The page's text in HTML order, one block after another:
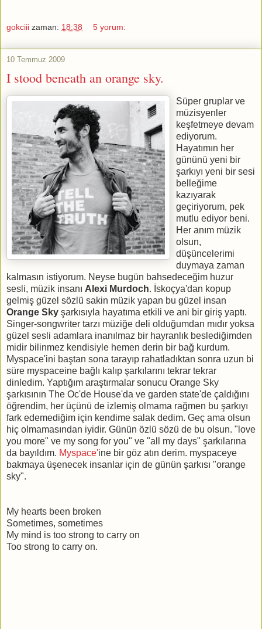
gokciii zaman: 18:38 5 yorum:
10 Temmuz 2009
I stood beneath an orange sky.
Süper gruplar ve
müzisyenler
keşfetmeye devam
ediyorum.
Hayatımın her
gününü yeni bir
şarkıyı yeni bir sesi
belleğime
kazıyarak
geçiriyorum, pek
mutlu ediyor beni.
Her anım müzik
olsun,
düşüncelerimi
duymaya zaman
kalmasın istiyorum. Neyse bugün bahsedeceğim huzur
sesli, müzik insanı Alexi Murdoch. İskoçya'dan kopup
gelmiş güzel sözlü sakin müzik yapan bu güzel insan
Orange Sky şarkısıyla hayatıma etkili ve ani bir giriş yaptı.
Singer-songwriter tarzı müziğe deli olduğumdan mıdır yoksa
güzel sesli adamlara inanılmaz bir hayranlık beslediğimden
midir bilinmez kendisiyle hemen derin bir bağ kurdum.
Myspace'ini baştan sona tarayıp rahatladıktan sonra uzun bi
süre myspaceine bağlı kalıp şarkılarını tekrar tekrar
dinledim. Yaptığım araştırmalar sonucu Orange Sky
şarkısının The Oc'de House'da ve garden state'de çaldığını
öğrendim, her üçünü de izlemiş olmama rağmen bu şarkıyı
fark edemediğim için kendime salak dedim. Geç ama olsun
hiç olmamasından iyidir. Günün özlü sözü de bu olsun. "love
you more" ve my song for you" ve "all my days" şarkılarına
da bayıldım. Myspace'ine bir göz atın derim. myspaceye
bakmaya üşenecek insanlar için de günün şarkısı "orange
sky".
My hearts been broken
Sometimes, sometimes
My mind is too strong to carry on
Too strong to carry on.